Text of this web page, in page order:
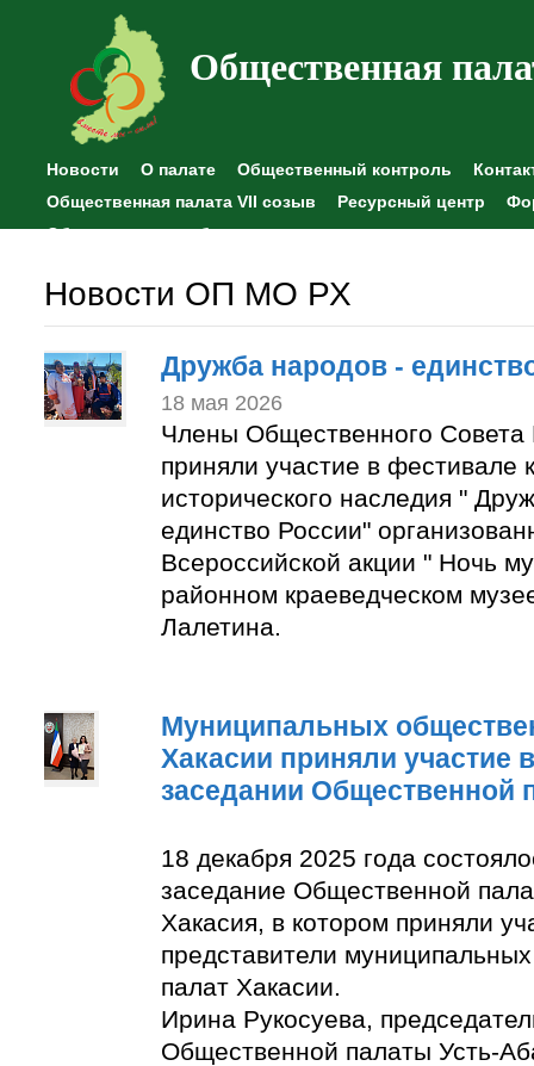
Общественная
Новости О палате Общественный контроль
Общественная палата VII созыв
Ресурсный центр
Общественные наблюдения
Новости ОП МО РХ
Дружба народов -
18 мая 2026
Члены Общественного Совета
приняли участие в фестивале
исторического наследия "
единство России"
Всероссийской акции " Ночь
районном краеведческом
Лалетина.
Муниципальных
Хакасии приняли участие
заседании Общественной
18 декабря 2025 года
заседание Общественной
Хакасия, в котором приняли
представители
палат Хакасии.
Ирина Рукосуева,
Общественной палаты Усть-